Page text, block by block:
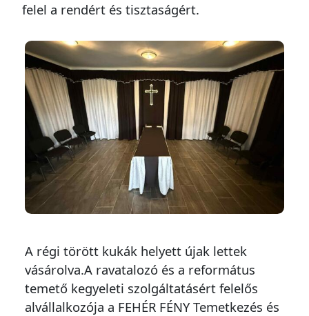
felel a rendért és tisztaságért.
A régi törött kukák helyett újak lettek
vásárolva.A ravatalozó és a református
temető kegyeleti szolgáltatásért felelős
alvállalkozója a FEHÉR FÉNY Temetkezés és